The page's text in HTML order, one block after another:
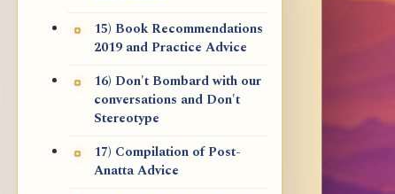
15) Book Recommendations
2019 and Practice Advice
16) Don't Bombard with our
conversations and Don't
Stereotype
17) Compilation of Post-
Anatta Advice